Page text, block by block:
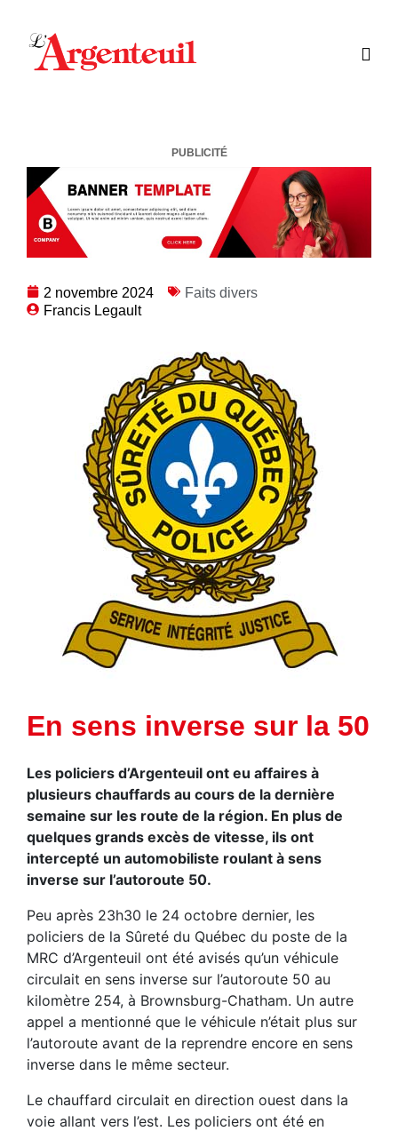
PUBLICITÉ
2 novembre 2024
Faits divers
Francis Legault
En sens inverse sur la 50
Les policiers d’Argenteuil ont eu affaires à
plusieurs chauffards au cours de la dernière
semaine sur les route de la région. En plus de
quelques grands excès de vitesse, ils ont
intercepté un automobiliste roulant à sens
inverse sur l’autoroute 50.
Peu après 23h30 le 24 octobre dernier, les
policiers de la Sûreté du Québec du poste de la
MRC d’Argenteuil ont été avisés qu’un véhicule
circulait en sens inverse sur l’autoroute 50 au
kilomètre 254, à Brownsburg-Chatham. Un autre
appel a mentionné que le véhicule n’était plus sur
l’autoroute avant de la reprendre encore en sens
inverse dans le même secteur.
Le chauffard circulait en direction ouest dans la
voie allant vers l’est. Les policiers ont été en